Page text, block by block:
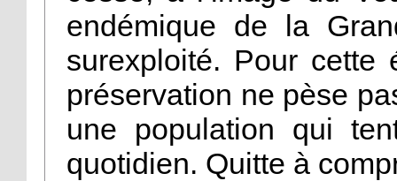
endémique de la
surexploité. Pour
préservation ne pèse
une population qui
quotidien. Quitte à